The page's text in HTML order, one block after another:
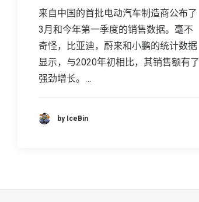
来自中国的首批电动汽车制造商公布了
3月和今年第一季度的销售数据。毫不
奇怪，比亚迪，蔚来和小鹏的统计数据
显示，与2020年初相比，其销售额有了
强劲增长。…
by IceBin